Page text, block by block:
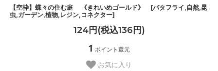
【空枠】蝶々の住む庭 《きれいめゴールド》 [バタフライ,自然,昆
虫,ガーデン,植物,レジン,コネクター]
124円(税込136円)
1 ポイント還元
お気に入り